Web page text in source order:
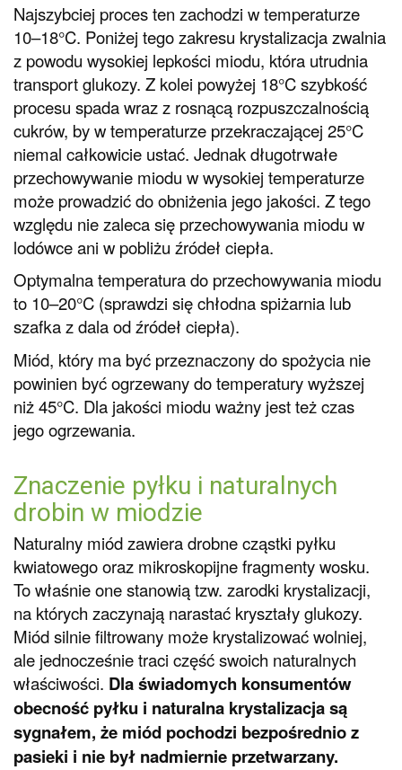
Najszybciej proces ten zachodzi w temperaturze
10–18°C. Poniżej tego zakresu krystalizacja zwalnia
z powodu wysokiej lepkości miodu, która utrudnia
transport glukozy. Z kolei powyżej 18°C szybkość
procesu spada wraz z rosnącą rozpuszczalnością
cukrów, by w temperaturze przekraczającej 25°C
niemal całkowicie ustać. Jednak długotrwałe
przechowywanie miodu w wysokiej temperaturze
może prowadzić do obniżenia jego jakości. Z tego
względu nie zaleca się przechowywania miodu w
lodówce ani w pobliżu źródeł ciepła.
Optymalna temperatura do przechowywania miodu
to 10–20°C (sprawdzi się chłodna spiżarnia lub
szafka z dala od źródeł ciepła).
Miód, który ma być przeznaczony do spożycia nie
powinien być ogrzewany do temperatury wyższej
niż 45°C. Dla jakości miodu ważny jest też czas
jego ogrzewania.
Znaczenie pyłku i naturalnych
drobin w miodzie
Naturalny miód zawiera drobne cząstki pyłku
kwiatowego oraz mikroskopijne fragmenty wosku.
To właśnie one stanowią tzw. zarodki krystalizacji,
na których zaczynają narastać kryształy glukozy.
Miód silnie filtrowany może krystalizować wolniej,
ale jednocześnie traci część swoich naturalnych
właściwości. Dla świadomych konsumentów
obecność pyłku i naturalna krystalizacja są
sygnałem, że miód pochodzi bezpośrednio z
pasieki i nie był nadmiernie przetwarzany.